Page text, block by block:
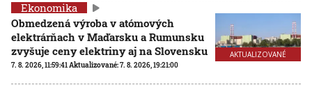
AKTUALIZOVANÉ
Ekonomika
Obmedzená výroba v atómových
elektrárňach v Maďarsku a Rumunsku
zvyšuje ceny elektriny aj na Slovensku
7. 8. 2026, 11:59:41Aktualizované:7. 8. 2026, 19:21:00